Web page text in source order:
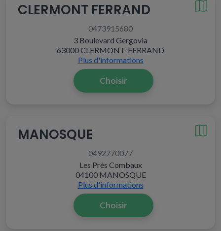
CLERMONT FERRAND
0473915680
3 Boulevard Gergovia
63000 CLERMONT-FERRAND
Plus d'informations
Choisir
MANOSQUE
0492770077
Les Prés Combaux
04100 MANOSQUE
Plus d'informations
Choisir